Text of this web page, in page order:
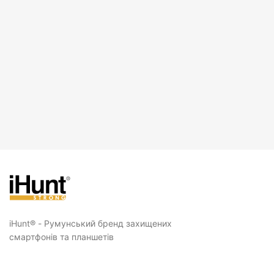
iHunt® - Румунський бренд захищених
смартфонів та планшетів